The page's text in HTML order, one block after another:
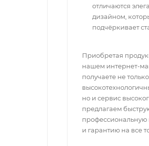
отличаются
дизайном,
подчёркивает
Приобретая
нашем интернет-
получаете не только
но и сервис
предлагаем
профессиональную
и гарантию на все